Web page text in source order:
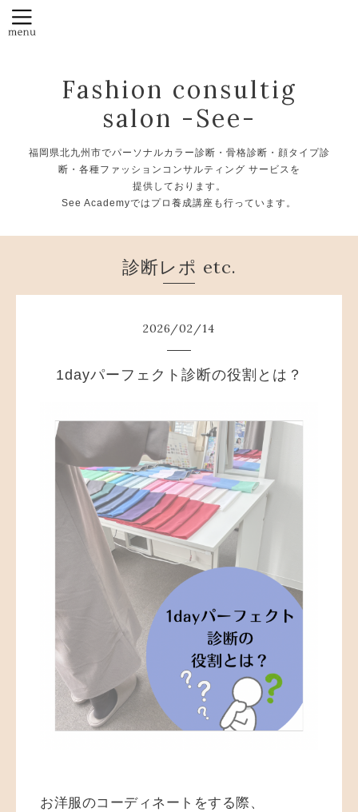
Fashion consultig
salon -See-
福岡県北九州市でパーソナルカラー診断・骨格診断・顔タイプ診
断・各種ファッションコンサルティング サービスを
提供しております。
See Academyではプロ養成講座も行っています。
診断レポ etc.
2026/02/14
1dayパーフェクト診断の役割とは？
お洋服のコーディネートをする際、